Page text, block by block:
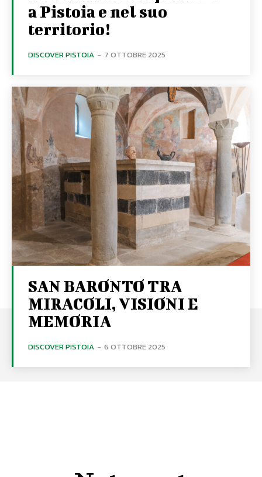
a Pistoia e nel suo
territorio!
DISCOVER PISTOIA - 7 OTTOBRE 2025
SAN BARONTO TRA
MIRACOLI, VISIONI E
MEMORIA
DISCOVER PISTOIA - 6 OTTOBRE 2025